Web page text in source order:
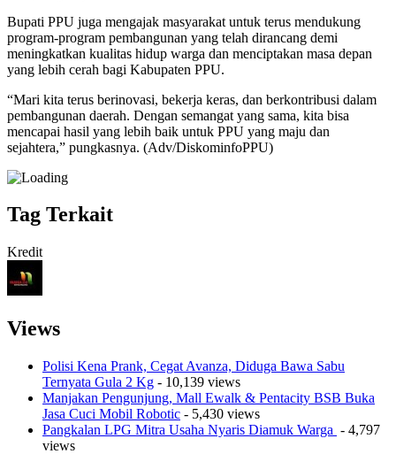
Bupati PPU juga mengajak masyarakat untuk terus mendukung
program-program pembangunan yang telah dirancang demi
meningkatkan kualitas hidup warga dan menciptakan masa depan
yang lebih cerah bagi Kabupaten PPU.
“Mari kita terus berinovasi, bekerja keras, dan berkontribusi dalam
pembangunan daerah. Dengan semangat yang sama, kita bisa
mencapai hasil yang lebih baik untuk PPU yang maju dan
sejahtera,” pungkasnya. (Adv/DiskominfoPPU)
Tag Terkait
Kredit
Views
Polisi Kena Prank, Cegat Avanza, Diduga Bawa Sabu
Ternyata Gula 2 Kg - 10,139 views
Manjakan Pengunjung, Mall Ewalk & Pentacity BSB Buka
Jasa Cuci Mobil Robotic - 5,430 views
Pangkalan LPG Mitra Usaha Nyaris Diamuk Warga - 4,797
views